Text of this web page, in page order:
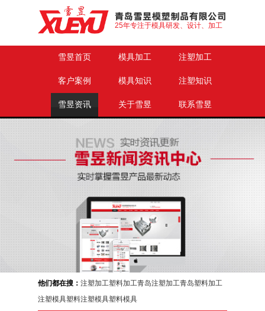
25年专注于模具研发、设计、加工
雪昱首页 模具加工 注塑加工
客户案例 模具知识 注塑知识
雪昱资讯 关于雪昱 联系雪昱
他们都在搜： 注塑加工塑料加工青岛注塑加工青岛塑料加工
注塑模具塑料注塑模具塑料模具